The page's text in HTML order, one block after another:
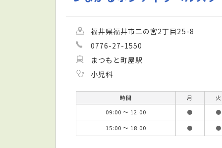
福井県福井市二の宮2丁目25-8
0776-27-1550
まつもと町屋駅
小児科
時間 月 火
09:00 ～ 12:00
● ●
15:00 ～ 18:00
● ●